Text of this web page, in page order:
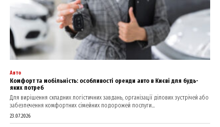
Авто
Комфорт та мобільність: особливості оренди авто в Києві для будь-
яких потреб
Для вирішення складних логістичних завдань, організації ділових зустрічей або
забезпечення комфортних сімейних подорожей послуги...
23.07.2026